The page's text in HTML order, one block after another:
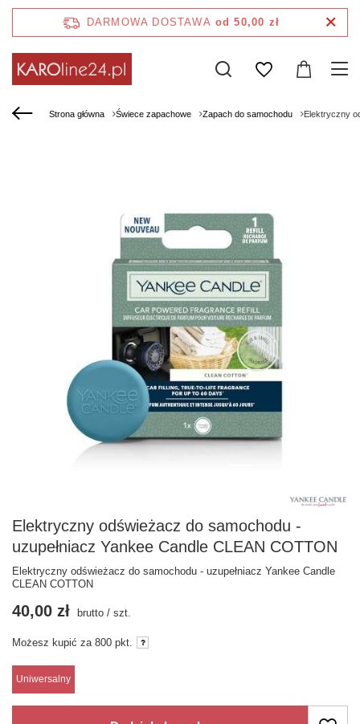
DARMOWA DOSTAWA od 50,00 zł
Strona główna Świece zapachowe Zapach do samochodu Elektryczny
Elektryczny odświeżacz do samochodu -
uzupełniacz Yankee Candle CLEAN COTTON
Elektryczny odświeżacz do samochodu - uzupełniacz Yankee Candle
CLEAN COTTON
Uniwersalny
40,00 zł brutto / szt.
Możesz kupić za 800 pkt.